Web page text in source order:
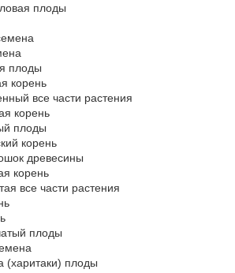
плоды
плоды
корень
все части растения
корень
плоды
корень
древесины
корень
все части растения
плоды
(харитаки) плоды